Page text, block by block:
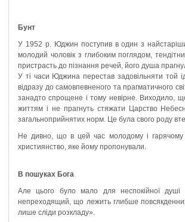
Бунт
У 1952 р. Юджин поступив в один з
молодий чоловік з глибоким поглядом,
пристрасть до пізнання речей, його душа
У ті часи Юджина перестав задовільняти той
відразу до самовпевненого та прагматичного
занадто спрощене і тому невірне. Виходило,
життям і не прагнуть стяжати Царство
загальноприйнятих норм. Це була свого роду
Не дивно, що в цей час молодому і
християнство, яке йому пропонували.
В пошуках Бога
Але цього було мало для неспокійної
непреходящий, що лежить глибше
лише сліди розкладу».